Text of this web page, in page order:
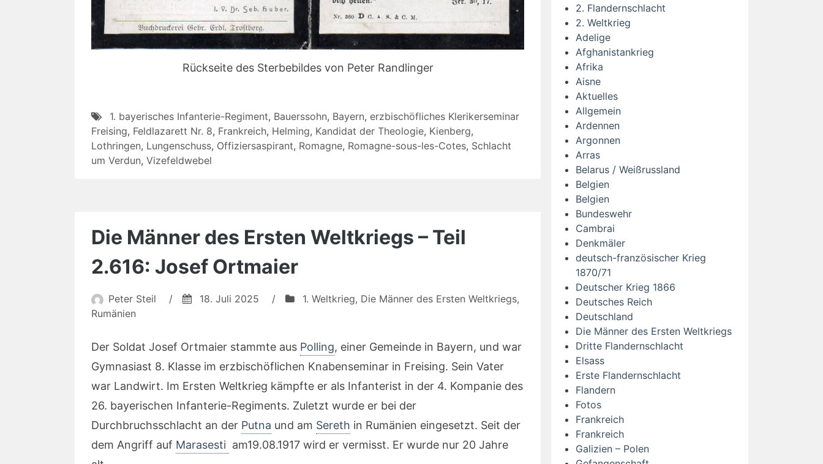
Rückseite des Sterbebildes von Peter Randlinger
1. bayerisches Infanterie-Regiment, Bauerssohn, Bayern, erzbischöfliches Klerikerseminar
Freising, Feldlazarett Nr. 8, Frankreich, Helming, Kandidat der Theologie, Kienberg,
Lothringen, Lungenschuss, Offiziersaspirant, Romagne, Romagne-sous-les-Cotes, Schlacht
um Verdun, Vizefeldwebel
Die Männer des Ersten Weltkriegs – Teil
2.616: Josef Ortmaier
Peter Steil / 18. Juli 2025 / 1. Weltkrieg, Die Männer des Ersten Weltkriegs,
Rumänien
Der Soldat Josef Ortmaier stammte aus Polling, einer Gemeinde in Bayern, und war
Gymnasiast 8. Klasse im erzbischöflichen Knabenseminar in Freising. Sein Vater
war Landwirt. Im Ersten Weltkrieg kämpfte er als Infanterist in der 4. Kompanie des
26. bayerischen Infanterie-Regiments. Zuletzt wurde er bei der
Durchbruchsschlacht an der Putna und am Sereth in Rumänien eingesetzt. Seit der
dem Angriff auf Marasesti am19.08.1917 wird er vermisst. Er wurde nur 20 Jahre
2. Flandernschlacht
2. Weltkrieg
Adelige
Afghanistankrieg
Afrika
Aisne
Aktuelles
Allgemein
Ardennen
Argonnen
Arras
Belarus / Weißrussland
Belgien
Belgien
Bundeswehr
Cambrai
Denkmäler
deutsch-französischer Krieg
1870/71
Deutscher Krieg 1866
Deutsches Reich
Deutschland
Die Männer des Ersten Weltkriegs
Dritte Flandernschlacht
Elsass
Erste Flandernschlacht
Flandern
Fotos
Frankreich
Frankreich
Galizien – Polen